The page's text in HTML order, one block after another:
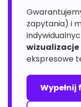
zapytania) i
wizualizacje
ekspresowe